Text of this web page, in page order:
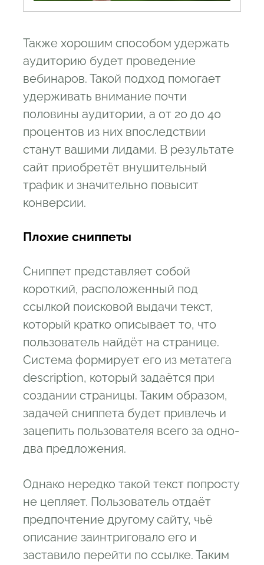
Также хорошим способом удержать
аудиторию будет проведение
вебинаров. Такой подход помогает
удерживать внимание почти
половины аудитории, а от 20 до 40
процентов из них впоследствии
станут вашими лидами. В результате
сайт приобретёт внушительный
трафик и значительно повысит
конверсии.
Плохие сниппеты
Сниппет представляет собой
короткий, расположенный под
ссылкой поисковой выдачи текст,
который кратко описывает то, что
пользователь найдёт на странице.
Система формирует его из метатега
description, который задаётся при
создании страницы. Таким образом,
задачей сниппета будет привлечь и
зацепить пользователя всего за одно-
два предложения.
Однако нередко такой текст попросту
не цепляет. Пользователь отдаёт
предпочтение другому сайту, чьё
описание заинтриговало его и
заставило перейти по ссылке. Таким